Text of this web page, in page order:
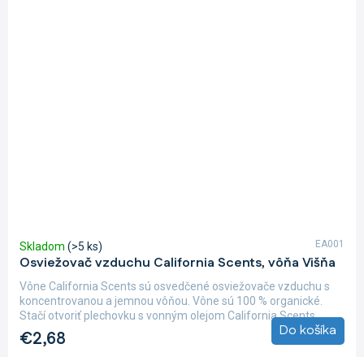
Osviežovač vzduchu California Scents, vôňa Višňa
Skladom (>5 ks)
€2,68 Do košíka
Vône California Scents sú osvedčené osviežovače vzduchu s
koncentrovanou a jemnou vôňou. Vône sú 100 % organické.
Stačí otvoriť plechovku s vonným olejom California Scents,...
EA001